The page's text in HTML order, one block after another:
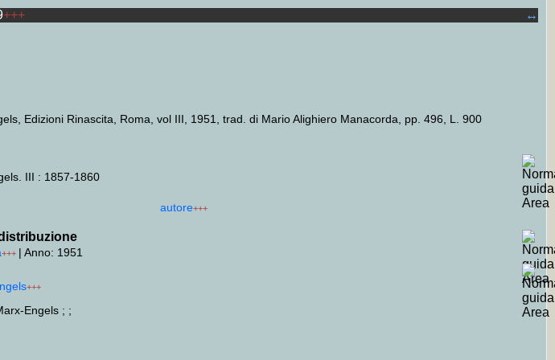
+++ ↔
Edizioni Rinascita, Roma, vol III, 1951, trad. di Mario Alighiero Manacorda, pp. 496, L. 900
III : 1857-1860
autore+++
+++ | Anno: 1951
+++
Engels ; ;